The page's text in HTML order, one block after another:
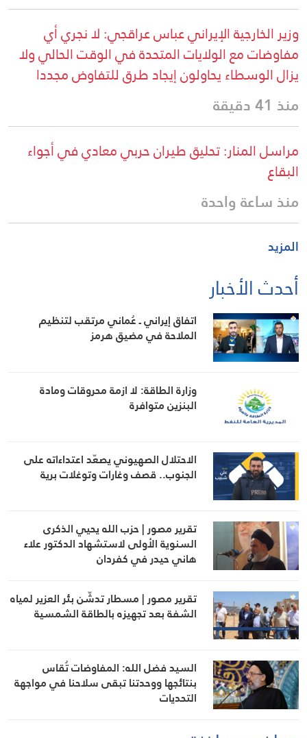
وزير الخارجية الإيراني عباس عراقجي: لا نجري أي
مفاوضات مع الولايات المتحدة في الوقت الحالي ولا
يزال الوسطاء يحاولون إيجاد طرق للتفاوض مجددا
منذ 41 دقيقة
مراسل المنار: تحليق طيران حربي معادي في أجواء
البقاع
منذ ساعة واحدة
المزيد
أحدث الأخبار
اتفاق إيراني ـ عُماني مرتقب لتنظيم
الملاحة في مضيق هرمز
وزارة الطاقة: لا ازمة محروقات ومادة
البنزين متوافرة
الاحتلال الصهيوني يصعّد اعتداءاته على
الجنوب.. قصف وغارات وتوغلات برية
تقرير مصور | حزب الله يحيي الذكرى
السنوية الأولى لاستشهاد الدكتور علاء
هاني حيدر في كفردان
تقرير مصور | مسطار تدشّن بئر العزير لمياه
الشفة بعد تجهيزه بالطاقة الشمسية
السيد فضل الله: المفاوضات تُقاس
بنتائجها ووحدتنا تبقى سلاحنا في مواجهة
التحديات